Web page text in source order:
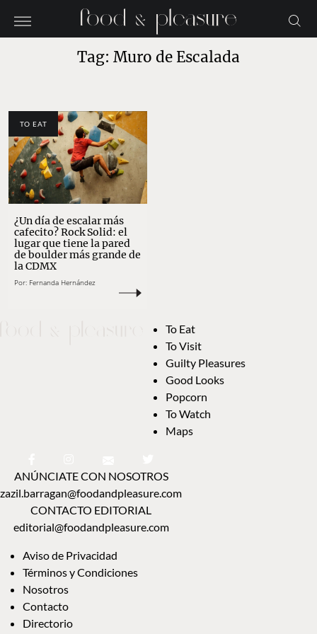
Tag: Muro de Escalada
TO EAT
¿Un día de escalar más
cafecito? Rock Solid: el
lugar que tiene la pared
de boulder más grande de
la CDMX
Por: Fernanda Hernández
To Eat
To Visit
Guilty Pleasures
Good Looks
Popcorn
To Watch
Maps
ANÚNCIATE CON NOSOTROS
zazil.barragan@foodandpleasure.com
CONTACTO EDITORIAL
editorial@foodandpleasure.com
Aviso de Privacidad
Términos y Condiciones
Nosotros
Contacto
Directorio